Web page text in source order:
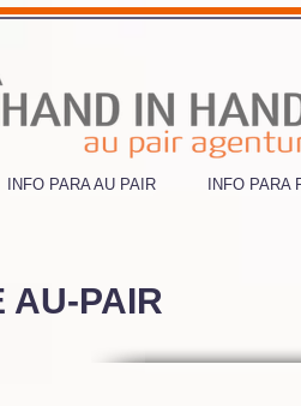
INFO PARA AU PAIR INFO PARA
AU-PAIR